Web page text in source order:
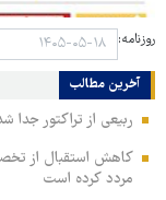
روزنامه:
آخرین مطالب
ربیعی از تراکتور
کاهش استقبال از
مردد کرده است